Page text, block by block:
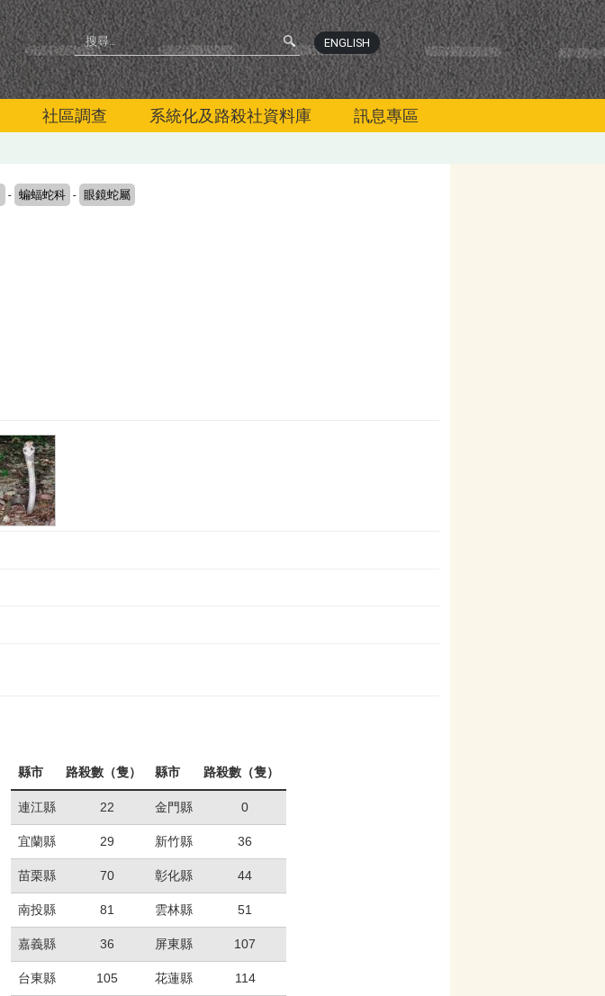
ENGLISH
社區調查 系統化及路殺社資料庫 訊息專區
- 蝙蝠蛇科 - 眼鏡蛇屬
縣市 路殺數（隻） 縣市 路殺數（隻）
連江縣 22 金門縣 0
宜蘭縣 29 新竹縣 36
苗栗縣 70 彰化縣 44
南投縣 81 雲林縣 51
嘉義縣 36 屏東縣 107
台東縣 105 花蓮縣 114